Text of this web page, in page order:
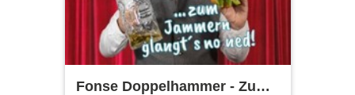
Fonse Doppelhammer - Zum